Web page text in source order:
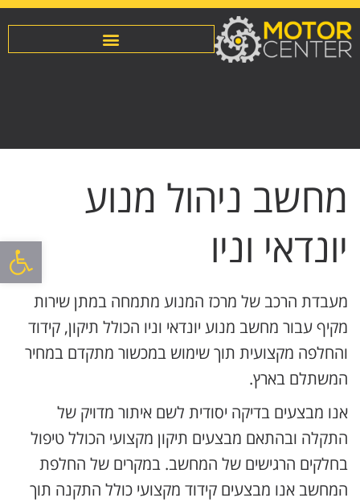
פתח
מחשב ניהול מנוע
יונדאי וניו
מעבדת הרכב של מרכז המנוע מתמחה במתן שירות
מקיף עבור מחשב מנוע יונדאי וניו הכולל תיקון, קידוד
והחלפה מקצועית תוך שימוש במכשור מתקדם במחיר
המשתלם בארץ.
אנו מבצעים בדיקה יסודית לשם איתור מדויק של
התקלה ובהתאם מבצעים תיקון מקצועי הכולל טיפול
בחלקים הרגישים של המחשב. במקרים של החלפת
המחשב אנו מבצעים קידוד מקצועי כולל התקנה תוך